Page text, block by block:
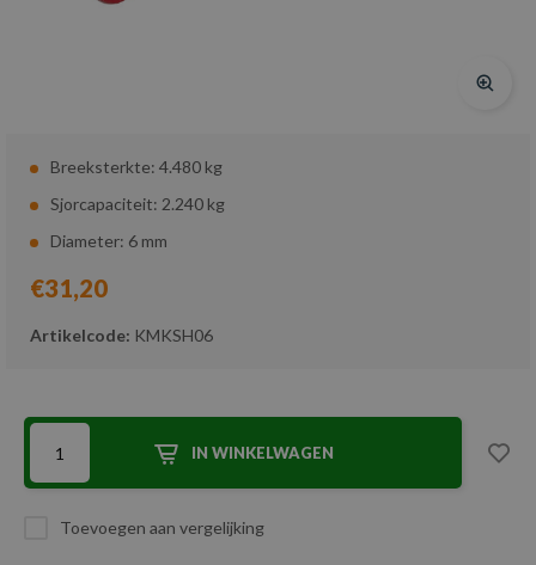
Breeksterkte: 4.480 kg
Sjorcapaciteit: 2.240 kg
Diameter: 6 mm
€31,20
Artikelcode: KMKSH06
IN WINKELWAGEN
Toevoegen aan vergelijking